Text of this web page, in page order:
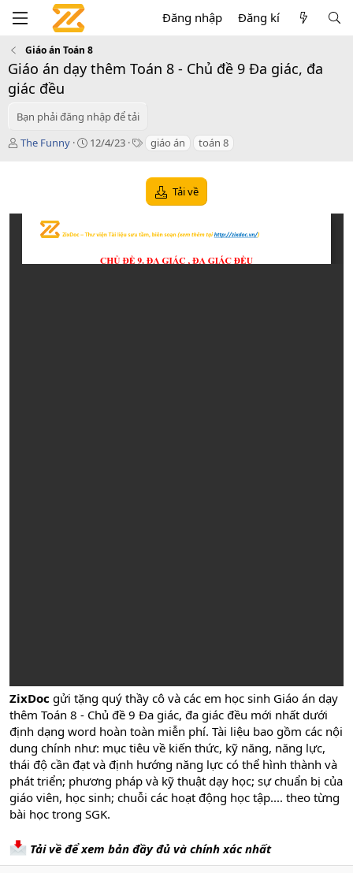
Đăng nhập Đăng kí
Giáo án Toán 8
Giáo án dạy thêm Toán 8 - Chủ đề 9 Đa giác, đa
giác đều
Bạn phải đăng nhập để tải
T
ả
The Funny
C
n
12/4/23
T
s
giáo án toán 8
Tải về
ZixDoc gửi tặng quý thầy cô và các em học sinh Giáo án dạy
thêm Toán 8 - Chủ đề 9 Đa giác, đa giác đều mới nhất dưới
định dạng word hoàn toàn miễn phí. Tài liệu bao gồm các nội
dung chính như: mục tiêu về kiến thức, kỹ năng, năng lực,
thái độ cần đạt và định hướng năng lực có thể hình thành và
phát triển; phương pháp và kỹ thuật dạy học; sự chuẩn bị của
giáo viên, học sinh; chuỗi các hoạt động học tập.... theo từng
bài học trong SGK.
Tải về để xem bản đầy đủ và chính xác nhất